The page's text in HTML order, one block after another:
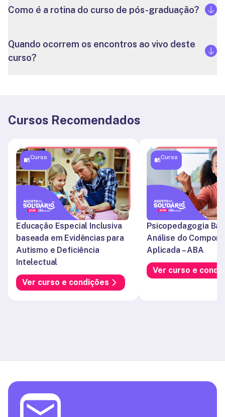
Como é a rotina do curso de pós-graduação?
Quando ocorrem os encontros ao vivo deste
curso?
Cursos Recomendados
Curso
Educação Especial Inclusiva
baseada em Evidências para
Autismo e Deficiência
Intelectual
Ver curso e condições
Curso
Psicopedagogia
Análise do
Aplicada – ABA
Ver curso e